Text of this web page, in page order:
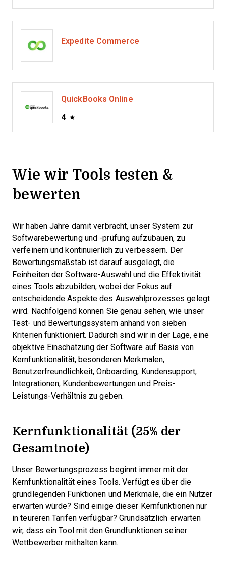
Expedite Commerce
QuickBooks Online
4
Wie wir Tools testen &
bewerten
Wir haben Jahre damit verbracht, unser System zur
Softwarebewertung und -prüfung aufzubauen, zu
verfeinern und kontinuierlich zu verbessern. Der
Bewertungsmaßstab ist darauf ausgelegt, die
Feinheiten der Software-Auswahl und die Effektivität
eines Tools abzubilden, wobei der Fokus auf
entscheidende Aspekte des Auswahlprozesses gelegt
wird. Nachfolgend können Sie genau sehen, wie unser
Test- und Bewertungssystem anhand von sieben
Kriterien funktioniert. Dadurch sind wir in der Lage, eine
objektive Einschätzung der Software auf Basis von
Kernfunktionalität, besonderen Merkmalen,
Benutzerfreundlichkeit, Onboarding, Kundensupport,
Integrationen, Kundenbewertungen und Preis-
Leistungs-Verhältnis zu geben.
Kernfunktionalität (25% der
Gesamtnote)
Unser Bewertungsprozess beginnt immer mit der
Kernfunktionalität eines Tools. Verfügt es über die
grundlegenden Funktionen und Merkmale, die ein Nutzer
erwarten würde? Sind einige dieser Kernfunktionen nur
in teureren Tarifen verfügbar? Grundsätzlich erwarten
wir, dass ein Tool mit den Grundfunktionen seiner
Wettbewerber mithalten kann.